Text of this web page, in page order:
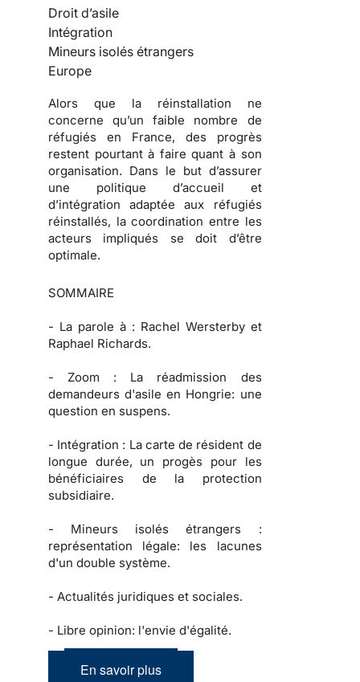
Droit d’asile
Intégration
Mineurs isolés étrangers
Europe
Alors que la réinstallation ne
concerne qu’un faible nombre de
réfugiés en France, des progrès
restent pourtant à faire quant à son
organisation. Dans le but d’assurer
une politique d’accueil et
d’intégration adaptée aux réfugiés
réinstallés, la coordination entre les
acteurs impliqués se doit d’être
optimale.
SOMMAIRE
- La parole à : Rachel Wersterby et
Raphael Richards.
-Zoom : La réadmission des
demandeurs d'asile en Hongrie: une
question en suspens.
- Intégration : La carte de résident de
longue durée, un progès pour les
bénéficiaires de la protection
subsidiaire.
- Mineurs isolés étrangers :
représentation légale: les lacunes
d'un double système.
- Actualités juridiques et sociales.
- Libre opinion: l'envie d'égalité.
En savoir plus